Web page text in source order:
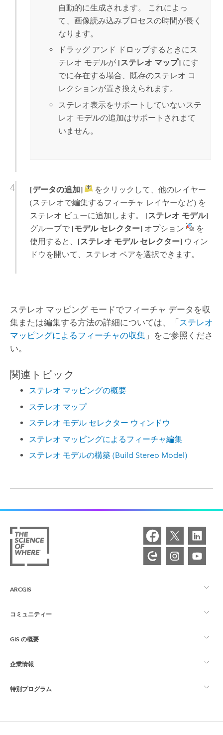
自動的に生成されます。 これによっ
て、画像読み込みプロセスの時間が長く
なります。
ドラッグ アンド ドロップするときにス
テレオ モデルが [ステレオ マップ]にす
でに存在する場合、既存のステレオ コ
レクションが置き換えられます。
ステレオ表示をサポートしていないステ
レオ モデルの追加はサポートされまて
いません。
[データの追加]
をクリックして、他のレイヤー
(ステレオで編集するフィーチャ レイヤーなど) を
ステレオ ビューに追加します。 [ステレオ モデル]
グループで [モデル セレクター]オプション
を
使用すると、 [ステレオ モデル セレクター]ウィン
ドウを開いて、ステレオ ペアを選択できます。
ステレオ マッピング モードでフィーチャ データを収
集または編集する方法の詳細については、「 ステレオ
マッピングによるフィーチャの収集」をご参照くださ
い。
関連トピック
ステレオ マッピングの概要
ステレオ マップ
ステレオ モデル セレクター ウィンドウ
ステレオ マッピングによるフィーチャ編集
ステレオ モデルの構築 (Build Stereo Model)
ARCGIS
ArcGIS の概要
マッピング
コミュニティー
Esri Community
ArcGIS ブログ
ユーザー調査およびテスト
GIS の概要
GIS とは
ロケーション インテリジェンス
トレーニング
企業情報
Esri について
特別プログラム